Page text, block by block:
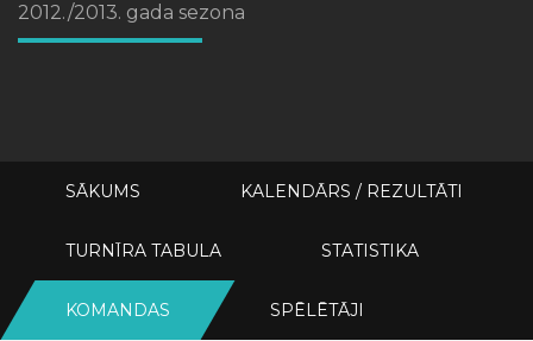
2012./2013. gada sezona
SĀKUMS KALENDĀRS / REZULTĀTI
TURNĪRA TABULA STATISTIKA
KOMANDAS SPĒLĒTĀJI